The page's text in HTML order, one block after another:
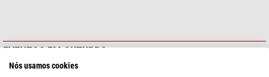
EVENTOS EM OUTUBRO
2.10. Ceres em Oposição
Nós usamos cookies